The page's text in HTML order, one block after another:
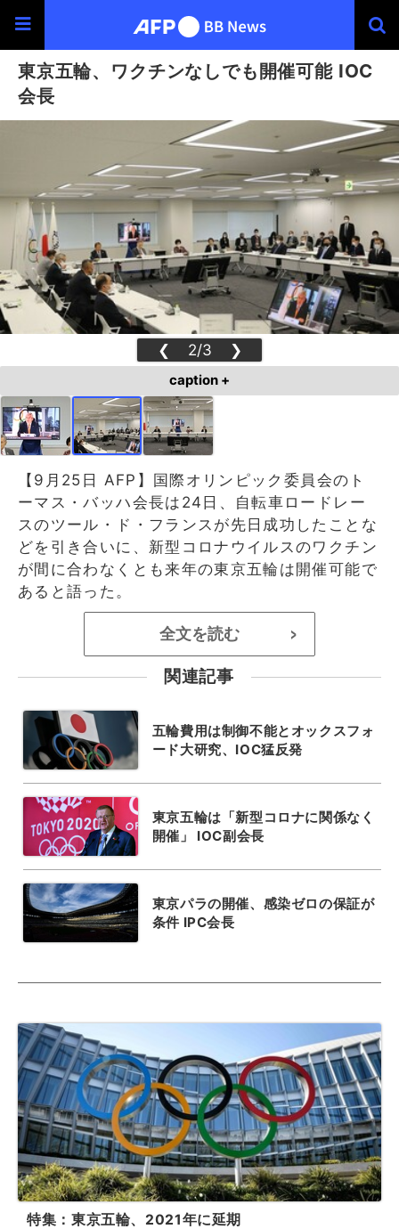
東京五輪、ワクチンなしでも開催可能 IOC
会長
❮ 2/3 ❯
caption +
【9月25日 AFP】国際オリンピック委員会のト
ーマス・バッハ会長は24日、自転車ロードレー
スのツール・ド・フランスが先日成功したことな
どを引き合いに、新型コロナウイルスのワクチン
が間に合わなくとも来年の東京五輪は開催可能で
あると語った。
全文を読む >
関連記事
五輪費用は制御不能とオックスフォ
ード大研究、IOC猛反発
東京五輪は「新型コロナに関係なく
開催」 IOC副会長
東京パラの開催、感染ゼロの保証が
条件 IPC会長
特集：東京五輪、2021年に延期